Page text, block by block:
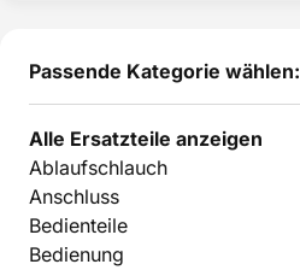
Passende Kategorie wählen:
Alle Ersatzteile anzeigen
Ablaufschlauch
Anschluss
Bedienteile
Bedienung